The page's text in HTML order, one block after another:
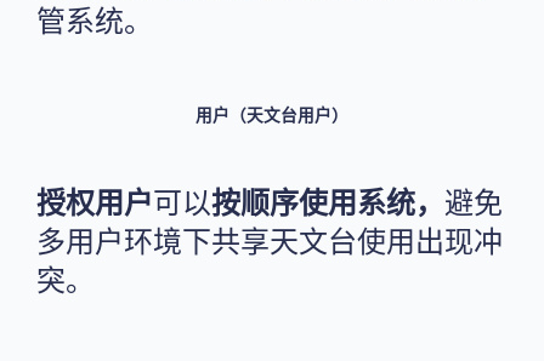
管系统。
用户（天文台用户）
授权用户可以按顺序使用系统， 避免
多用户环境下共享天文台使用出现冲
突。